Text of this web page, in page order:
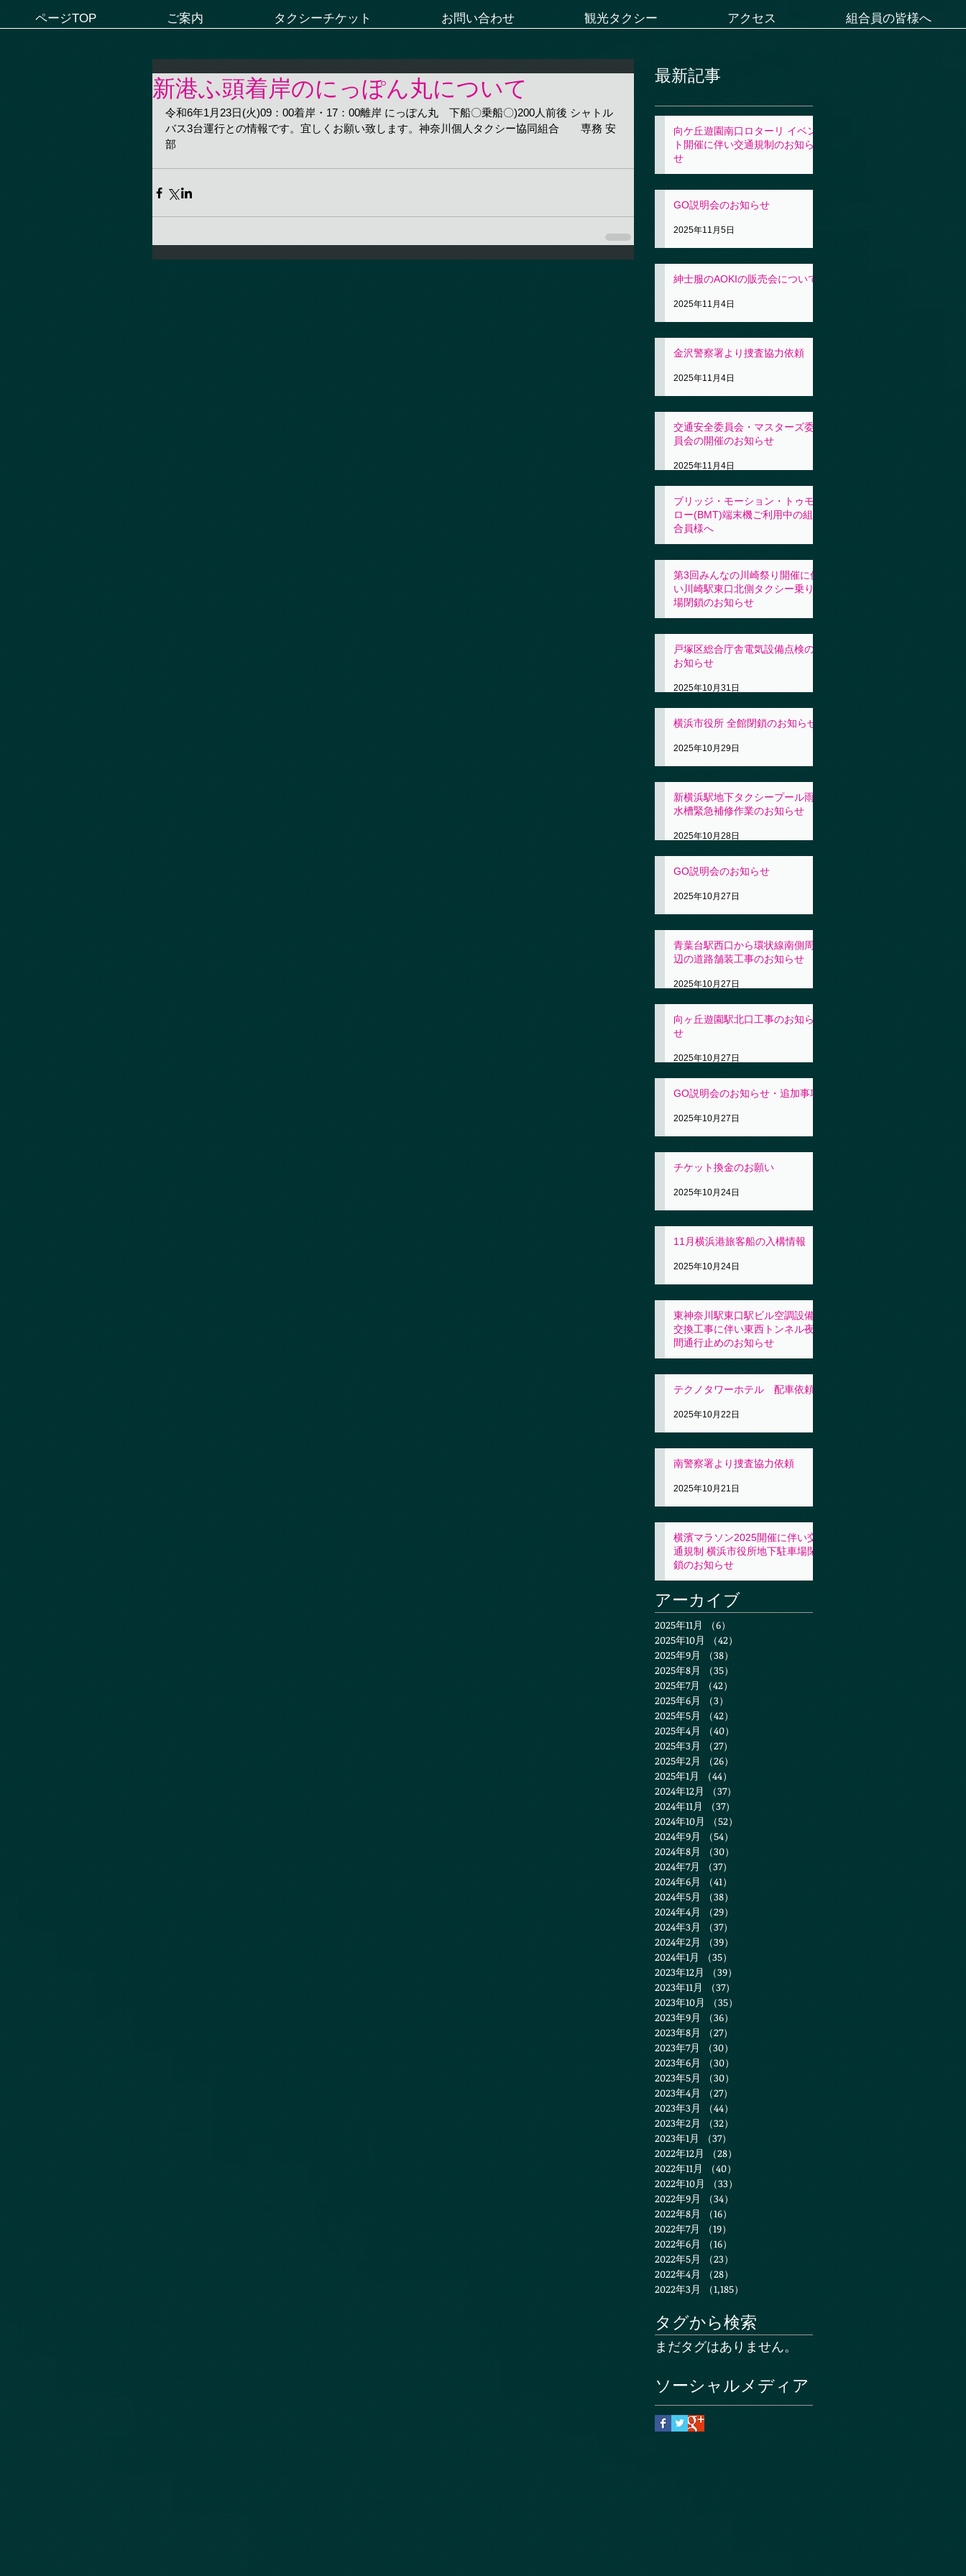
ページTOP ご案内 タクシーチケット お問い合わせ 観光タクシー アクセス 組合員の皆様へ
新港ふ頭着岸のにっぽん丸について
令和6年1月23日(火)09：00着岸・17：00離岸 にっぽん丸　下船〇乗船〇)200人前後 シャトル
バス3台運行との情報です。宜しくお願い致します。神奈川個人タクシー協同組合　　専務 安
部
最新記事
向ケ丘遊園南口ロターリ イベン
ト開催に伴い交通規制のお知ら
せ
GO説明会のお知らせ
2025年11月5日
紳士服のAOKIの販売会について
2025年11月4日
金沢警察署より捜査協力依頼
2025年11月4日
交通安全委員会・マスターズ委
員会の開催のお知らせ
2025年11月4日
ブリッジ・モーション・トゥモ
ロー(BMT)端末機ご利用中の組
合員様へ
第3回みんなの川崎祭り開催に伴
い川崎駅東口北側タクシー乗り
場閉鎖のお知らせ
戸塚区総合庁舎電気設備点検の
お知らせ
2025年10月31日
横浜市役所 全館閉鎖のお知らせ
2025年10月29日
新横浜駅地下タクシープール雨
水槽緊急補修作業のお知らせ
2025年10月28日
GO説明会のお知らせ
2025年10月27日
青葉台駅西口から環状線南側周
辺の道路舗装工事のお知らせ
2025年10月27日
向ヶ丘遊園駅北口工事のお知ら
せ
2025年10月27日
GO説明会のお知らせ・追加事項
2025年10月27日
チケット換金のお願い
2025年10月24日
11月横浜港旅客船の入構情報
2025年10月24日
東神奈川駅東口駅ビル空調設備
交換工事に伴い東西トンネル夜
間通行止めのお知らせ
テクノタワーホテル 配車依頼
2025年10月22日
南警察署より捜査協力依頼
2025年10月21日
横濱マラソン2025開催に伴い交
通規制 横浜市役所地下駐車場閉
鎖のお知らせ
アーカイブ
2025年11月 （6）
2025年10月
（42）
2025年9月
（38）
2025年8月
（35）
2025年7月
（42）
2025年6月
（3）
2025年5月
（42）
2025年4月
（40）
2025年3月
（27）
2025年2月
（26）
2025年1月
（44）
2024年12月
（37）
2024年11月
（37）
2024年10月
（52）
2024年9月
（54）
2024年8月
（30）
2024年7月
（37）
2024年6月
（41）
2024年5月
（38）
2024年4月
（29）
2024年3月
（37）
2024年2月
（39）
2024年1月
（35）
2023年12月
（39）
2023年11月
（37）
2023年10月
（35）
2023年9月
（36）
2023年8月
（27）
2023年7月
（30）
2023年6月
（30）
2023年5月
（30）
2023年4月
（27）
2023年3月
（44）
2023年2月
（32）
2023年1月
（37）
2022年12月
（28）
2022年11月
（40）
2022年10月
（33）
2022年9月
（34）
2022年8月
（16）
2022年7月
（19）
2022年6月
（16）
2022年5月
（23）
2022年4月
（28）
2022年3月
（1,185）
タグから検索
まだタグはありません。
ソーシャルメディア